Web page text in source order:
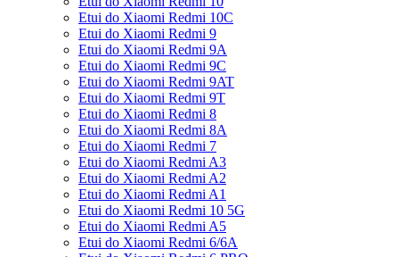
Etui do Xiaomi Redmi 10C
Etui do Xiaomi Redmi 9
Etui do Xiaomi Redmi 9A
Etui do Xiaomi Redmi 9C
Etui do Xiaomi Redmi 9AT
Etui do Xiaomi Redmi 9T
Etui do Xiaomi Redmi 8
Etui do Xiaomi Redmi 8A
Etui do Xiaomi Redmi 7
Etui do Xiaomi Redmi A3
Etui do Xiaomi Redmi A2
Etui do Xiaomi Redmi A1
Etui do Xiaomi Redmi 10 5G
Etui do Xiaomi Redmi A5
Etui do Xiaomi Redmi 6/6A